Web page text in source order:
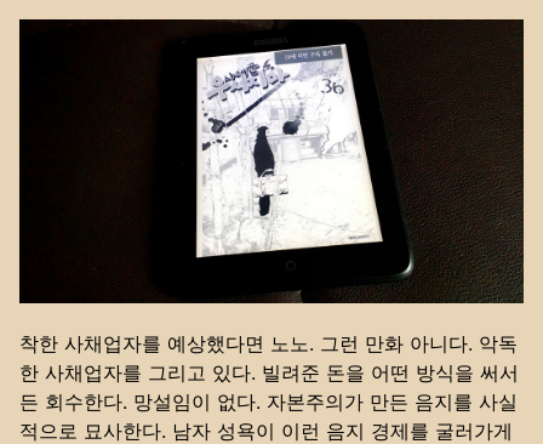
착한 사채업자를 예상했다면 노노. 그런 만화 아니다. 악독
한 사채업자를 그리고 있다. 빌려준 돈을 어떤 방식을 써서
든 회수한다. 망설임이 없다. 자본주의가 만든 음지를 사실
적으로 묘사한다. 남자 성욕이 이런 음지 경제를 굴러가게